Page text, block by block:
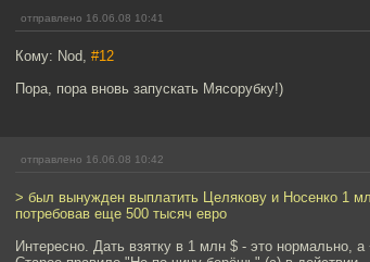
отправлено 16.06.08 10:41
Кому: Nod, #12
Пора, пора вновь запускать Мясорубку!)
отправлено 16.06.08 10:42
> был вынужден выплатить Целякову и Носенко 1
потребовав еще 500 тысяч евро
Интересно. Дать взятку в 1 млн $ - это нормально,